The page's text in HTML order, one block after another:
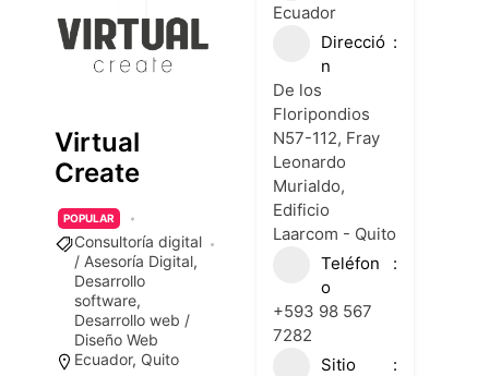
Virtual
Create
POPULAR
Consultoría digital
/ Asesoría Digital,
Desarrollo
software,
Desarrollo web /
Diseño Web
Ecuador, Quito
Ecuador
Direcció
n
De los
Floripondios
N57-112, Fray
Leonardo
Murialdo,
Edificio
Laarcom - Quito
Teléfon
o
+593 98 567
7282
Sitio